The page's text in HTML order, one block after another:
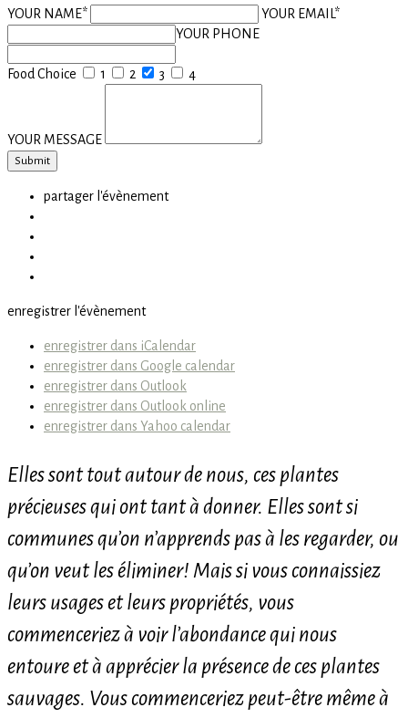
YOUR NAME*
YOUR EMAIL*
YOUR PHONE
Food Choice 1 2 3 4
YOUR MESSAGE
partager l'évènement
enregistrer l'évènement
enregistrer dans iCalendar
enregistrer dans Google calendar
enregistrer dans Outlook
enregistrer dans Outlook online
enregistrer dans Yahoo calendar
Elles sont tout autour de nous, ces plantes
précieuses qui ont tant à donner. Elles sont si
communes qu’on n’apprends pas à les regarder, ou
qu’on veut les éliminer! Mais si vous connaissiez
leurs usages et leurs propriétés, vous
commenceriez à voir l’abondance qui nous
entoure et à apprécier la présence de ces plantes
sauvages. Vous commenceriez peut-être même à